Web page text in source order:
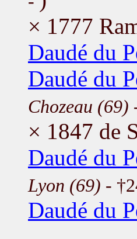
× 1777
Daudé du
Daudé du
Chozeau (69)
× 1847 de
Daudé du
Lyon (69) -
Daudé du